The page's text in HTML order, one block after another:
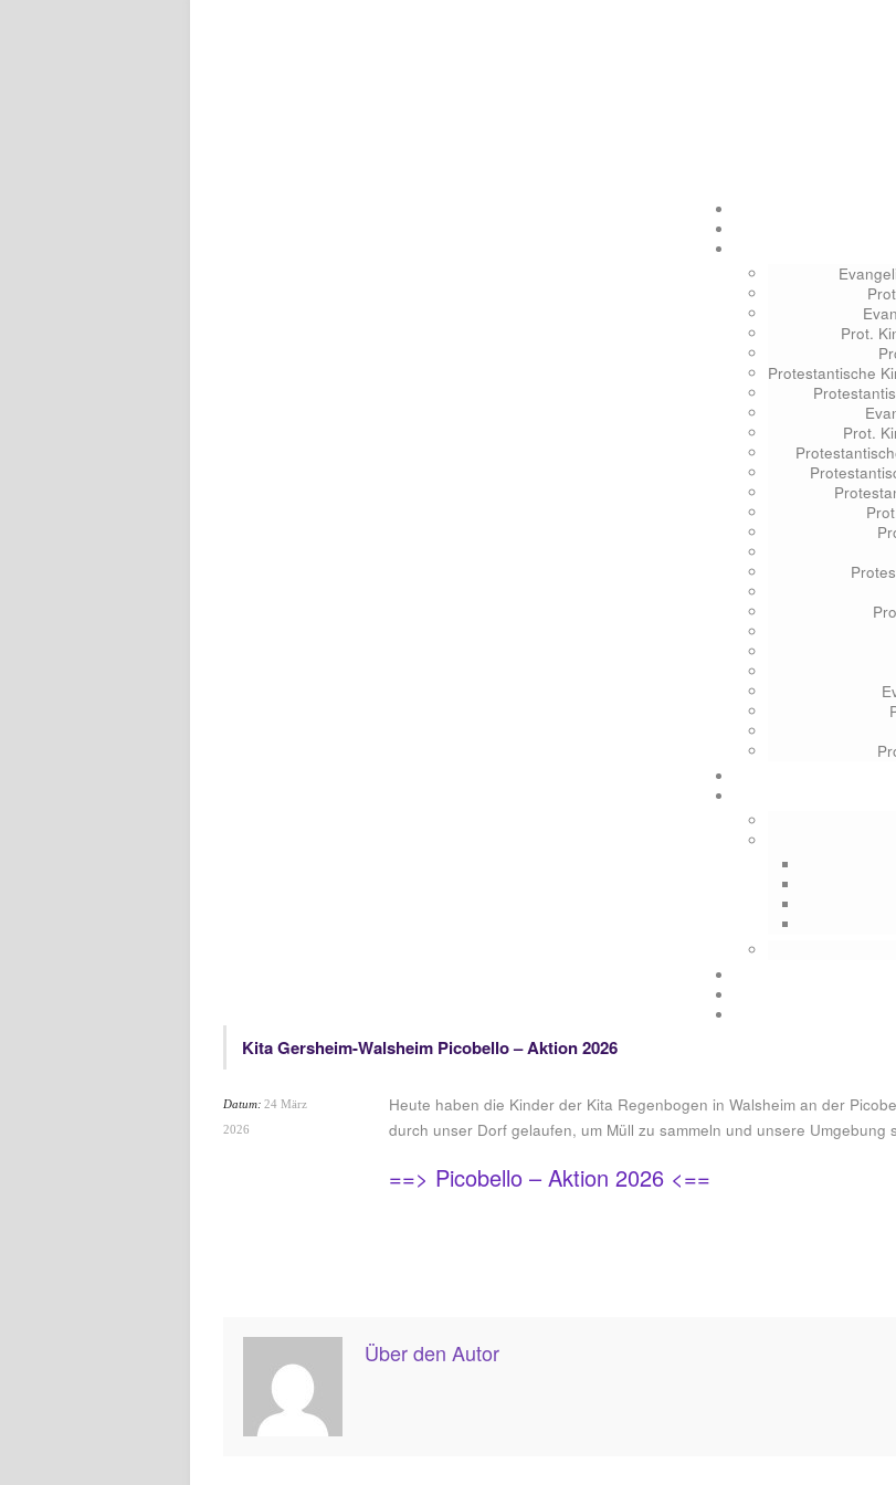
Prot.
Protestantische
Prot.
Kita Gersheim-Walsheim Picobello – Aktion 2026
Datum: 24 März
2026
Heute haben die Kinder der Kita Regenbogen in Walsheim an der
durch unser Dorf gelaufen, um Müll zu sammeln und unsere Umgebung
==> Picobello – Aktion 2026 <==
Über den Autor